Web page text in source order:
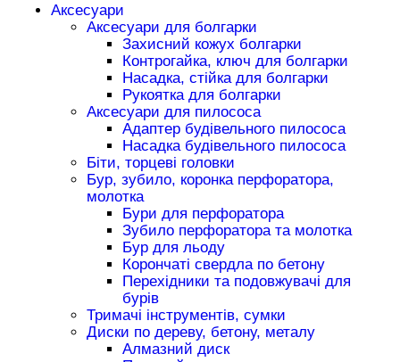
Аксесуари
Аксесуари для болгарки
Захисний кожух болгарки
Контрогайка, ключ для болгарки
Насадка, стійка для болгарки
Рукоятка для болгарки
Аксесуари для пилососа
Адаптер будівельного пилососа
Насадка будівельного пилососа
Біти, торцеві головки
Бур, зубило, коронка перфоратора,
молотка
Бури для перфоратора
Зубило перфоратора та молотка
Бур для льоду
Корончаті свердла по бетону
Перехідники та подовжувачі для
бурів
Тримачі інструментів, сумки
Диски по дереву, бетону, металу
Алмазний диск